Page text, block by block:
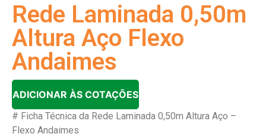
Rede Laminada 0,50m
Altura Aço Flexo
Andaimes
ADICIONAR ÀS COTAÇÕES
# Ficha Técnica da Rede Laminada 0,50m Altura Aço –
Flexo Andaimes